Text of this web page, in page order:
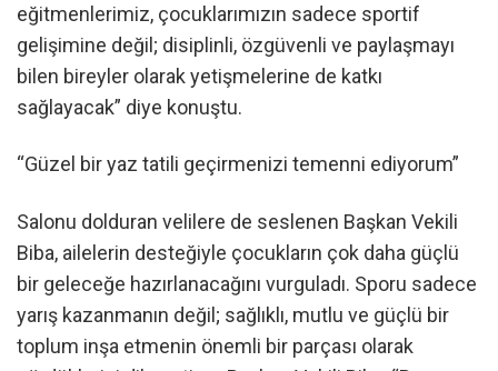
eğitmenlerimiz, çocuklarımızın sadece sportif
gelişimine değil; disiplinli, özgüvenli ve paylaşmayı
bilen bireyler olarak yetişmelerine de katkı
sağlayacak” diye konuştu.
“Güzel bir yaz tatili geçirmenizi temenni ediyorum”
Salonu dolduran velilere de seslenen Başkan Vekili
Biba, ailelerin desteğiyle çocukların çok daha güçlü
bir geleceğe hazırlanacağını vurguladı. Sporu sadece
yarış kazanmanın değil; sağlıklı, mutlu ve güçlü bir
toplum inşa etmenin önemli bir parçası olarak